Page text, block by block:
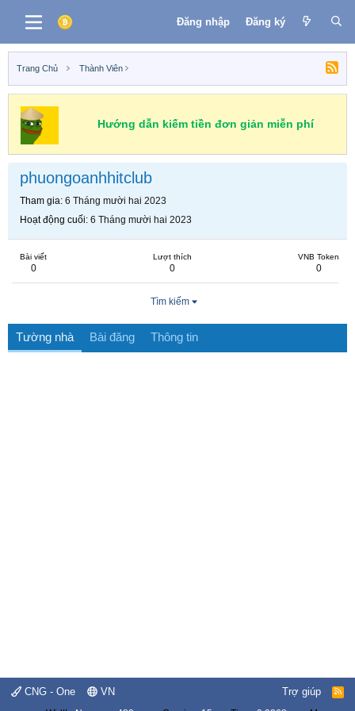
Đăng nhập Đăng ký
Trang Chủ Thành Viên
Hướng dẫn kiếm tiền đơn giản miễn phí
phuongoanhhitclub
Tham gia 6 Tháng mười hai 2023
Hoạt động cuối 6 Tháng mười hai 2023
Bài viết
0
Lượt thích
0
VNB Token
0
Tìm kiếm
Tường nhà Bài đăng Thông tin
CNG - One VN Trợ giúp
R